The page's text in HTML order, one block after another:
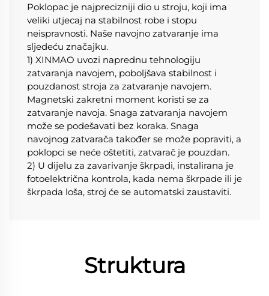
Poklopac je najprecizniji dio u stroju, koji ima
veliki utjecaj na stabilnost robe i stopu
neispravnosti. Naše navojno zatvaranje ima
sljedeću značajku.
1) XINMAO uvozi naprednu tehnologiju
zatvaranja navojem, poboljšava stabilnost i
pouzdanost stroja za zatvaranje navojem.
Magnetski zakretni moment koristi se za
zatvaranje navoja. Snaga zatvaranja navojem
može se podešavati bez koraka. Snaga
navojnog zatvarača također se može popraviti, a
poklopci se neće oštetiti, zatvarač je pouzdan.
2) U dijelu za zavarivanje škrpadi, instalirana je
fotoelektrična kontrola, kada nema škrpade ili je
škrpada loša, stroj će se automatski zaustaviti.
Struktura